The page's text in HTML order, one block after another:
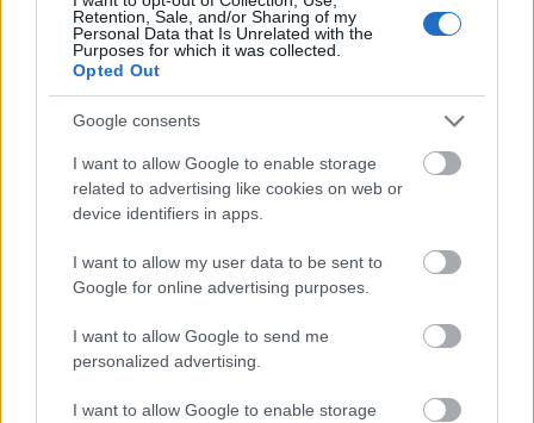
Retention, Sale, and/or Sharing of my
Personal Data that Is Unrelated with the
Purposes for which it was collected.
Opted Out
Google consents
I want to allow Google to enable storage
related to advertising like cookies on web or
device identifiers in apps.
I want to allow my user data to be sent to
Google for online advertising purposes.
I want to allow Google to send me
personalized advertising.
I want to allow Google to enable storage
A Solaris a milliárdos orosz oligarcha (pardon:
üzletember) legújabb játékszere, csekély 610 millió
dollárért. A hajó a hírek szerint a világ ...